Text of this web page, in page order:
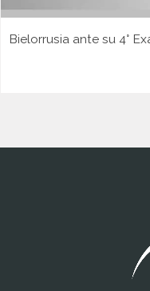
Bielorrusia ante su 4°